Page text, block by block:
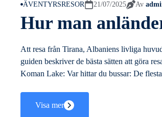
ÄVENTYRSRESOR 21/07/2025 Av
Hur man
Att resa från Tirana, Albaniens livliga
guiden beskriver de bästa sätten att göra
Koman Lake: Var hittar du bussar: De
Visa mer